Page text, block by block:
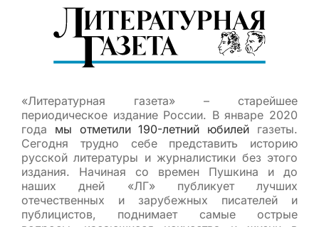
«Литературная газета» – старейшее
периодическое издание России. В январе 2020
года мы отметили 190-летний юбилей газеты.
Сегодня трудно себе представить историю
русской литературы и журналистики без этого
издания. Начиная со времен Пушкина и до
наших дней «ЛГ» публикует лучших
отечественных и зарубежных писателей и
публицистов, поднимает самые острые